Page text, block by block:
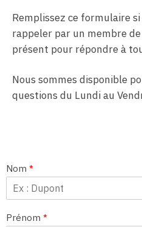
Remplissez ce formulaire
rappeler par un membre
présent pour répondre à
Nous sommes disponible
questions du Lundi au
Nom *
Prénom *